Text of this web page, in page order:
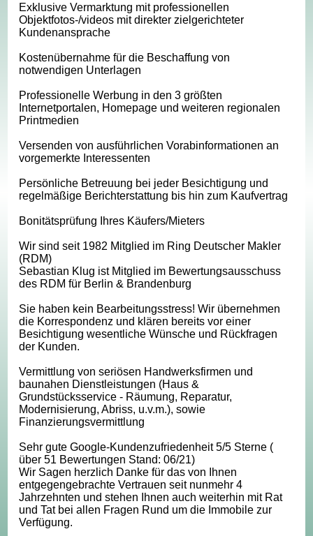
Exklusive Vermarktung mit professionellen
Objektfotos-/videos mit direkter zielgerichteter
Kundenansprache
Kostenübernahme für die Beschaffung von
notwendigen Unterlagen
Professionelle Werbung in den 3 größten
Internetportalen, Homepage und weiteren regionalen
Printmedien
Versenden von ausführlichen Vorabinformationen an
vorgemerkte Interessenten
Persönliche Betreuung bei jeder Besichtigung und
regelmäßige Berichterstattung bis hin zum Kaufvertrag
Bonitätsprüfung Ihres Käufers/Mieters
Wir sind seit 1982 Mitglied im Ring Deutscher Makler
(RDM)
Sebastian Klug ist Mitglied im Bewertungsausschuss
des RDM für Berlin & Brandenburg
Sie haben kein Bearbeitungsstress! Wir übernehmen
die Korrespondenz und klären bereits vor einer
Besichtigung wesentliche Wünsche und Rückfragen
der Kunden.
Vermittlung von seriösen Handwerksfirmen und
baunahen Dienstleistungen (Haus &
Grundstücksservice - Räumung, Reparatur,
Modernisierung, Abriss, u.v.m.), sowie
Finanzierungsvermittlung
Sehr gute Google-Kundenzufriedenheit 5/5 Sterne (
über 51 Bewertungen Stand: 06/21)
Wir Sagen herzlich Danke für das von Ihnen
entgegengebrachte Vertrauen seit nunmehr 4
Jahrzehnten und stehen Ihnen auch weiterhin mit Rat
und Tat bei allen Fragen Rund um die Immobile zur
Verfügung.